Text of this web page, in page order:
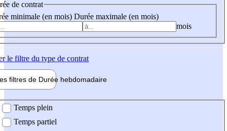
de contrat
minimale (en mois) Durée maximale (en mois)
mois
le filtre du type de contrat
filtres de Durée hebdomadaire
Temps plein
Temps partiel